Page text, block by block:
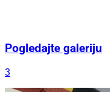
Pogledajte galeriju
3